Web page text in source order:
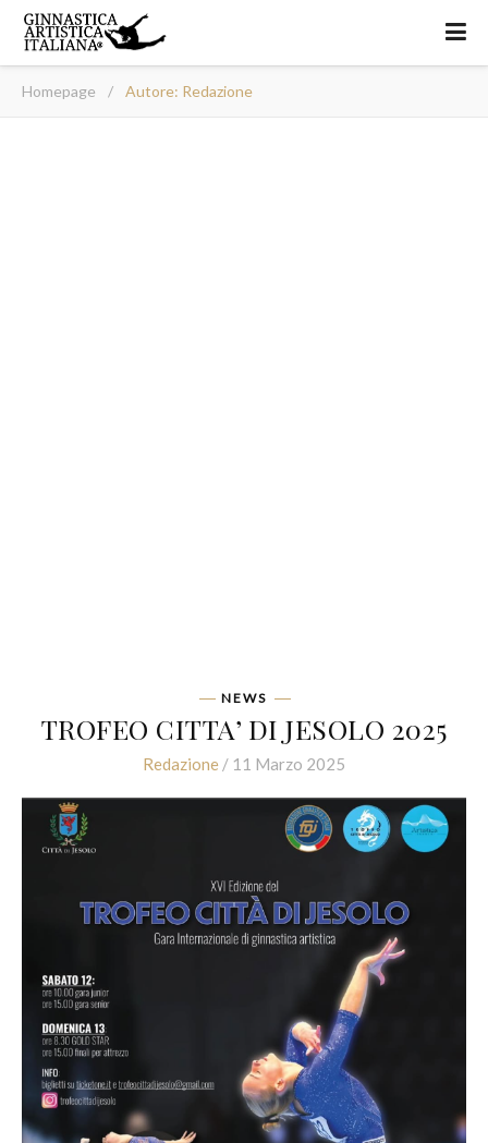
Homepage / Autore: Redazione
NEWS
TROFEO CITTA’ DI JESOLO 2025
Redazione / 11 Marzo 2025